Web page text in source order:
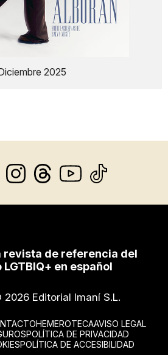
2025
revista de referencia del
en español
Editorial Imaní S.L.
HEMEROTECAAVISO LEGAL
POLÍTICA DE PRIVACIDAD
POLÍTICA DE ACCESIBILIDAD